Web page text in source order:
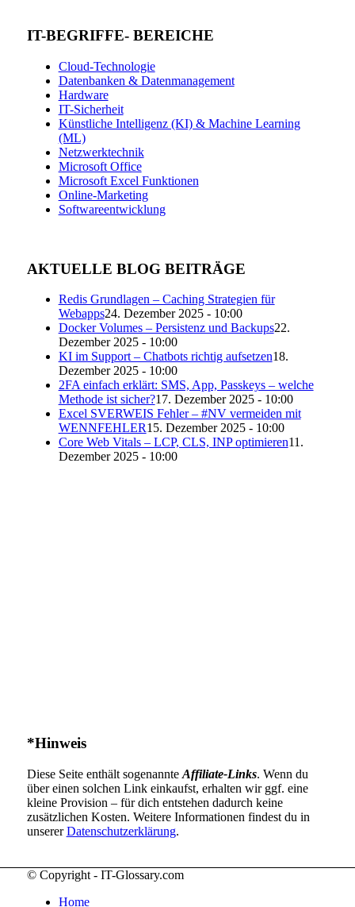
IT-BEGRIFFE- BEREICHE
Cloud-Technologie
Datenbanken & Datenmanagement
Hardware
IT-Sicherheit
Künstliche Intelligenz (KI) & Machine Learning
(ML)
Netzwerktechnik
Microsoft Office
Microsoft Excel Funktionen
Online-Marketing
Softwareentwicklung
AKTUELLE BLOG BEITRÄGE
Redis Grundlagen – Caching Strategien für
Webapps24. Dezember 2025 - 10:00
Docker Volumes – Persistenz und Backups22.
Dezember 2025 - 10:00
KI im Support – Chatbots richtig aufsetzen18.
Dezember 2025 - 10:00
2FA einfach erklärt: SMS, App, Passkeys – welche
Methode ist sicher?17. Dezember 2025 - 10:00
Excel SVERWEIS Fehler – #NV vermeiden mit
WENNFEHLER15. Dezember 2025 - 10:00
Core Web Vitals – LCP, CLS, INP optimieren11.
Dezember 2025 - 10:00
*Hinweis
Diese Seite enthält sogenannte Affiliate-Links. Wenn du
über einen solchen Link einkaufst, erhalten wir ggf. eine
kleine Provision – für dich entstehen dadurch keine
zusätzlichen Kosten. Weitere Informationen findest du in
unsererDatenschutzerklärung.
© Copyright - IT-Glossary.com
Home